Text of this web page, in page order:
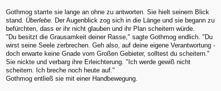
Gothmog starrte sie lange an ohne zu antworten. Sie hielt seinem Blick
stand. Überlebe. Der Augenblick zog sich in die Länge und sie begann zu
befürchten, dass er ihr nicht glauben und ihr Plan scheitern würde.
"Du besitzt die Grausamkeit deiner Rasse," sagte Gothmog endlich. "Du
wirst seine Seele zerbrechen. Geh also, auf deine eigene Verantwortung -
doch erwarte keine Gnade vom Großen Gebieter, solltest du scheitern."
Sie nickte und verbarg ihre Erleichterung. "Ich werde gewiß nicht
scheitern. Ich breche noch heute auf."
Gothmog entließ sie mit einer Handbewegung.